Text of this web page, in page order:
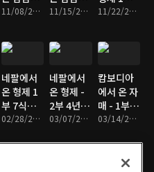
1부 한지
- 엄마는
외로워
11/08/2016 • 46분
2부 험난
힘들어도
괜찮아
11/15/2016 • 45분
우리 아빠
아 미남 가
수
11/22/2016 • 47분
네팔에서
온 형제 1
부 7식구
의 가장,
거운 어깨
02/28/2017 • 46분
네팔에서
온 형제 -
2부 4년 만
의 재회,
별한 수업
03/07/2017 • 47분
캄보디아
에서 온 자
매 - 1부 8
년간 뱃멀
부 아빠의
03/14/2017 • 46분